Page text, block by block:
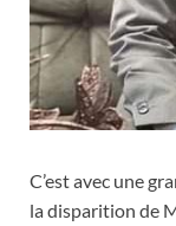
C’est avec une
la disparition de